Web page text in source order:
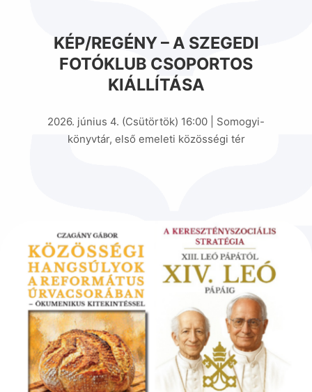
KÉP/REGÉNY – A SZEGEDI
FOTÓKLUB CSOPORTOS
KIÁLLÍTÁSA
2026. június 4. (Csütörtök) 16:00 | Somogyi-
könyvtár, első emeleti közösségi tér